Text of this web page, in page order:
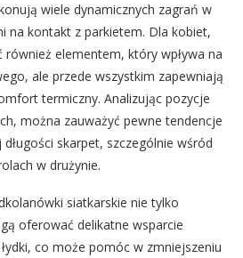
wiele dynamicznych zagrań w
na kontakt z parkietem. Dla kobiet,
elementem, który wpływa na
ale przede wszystkim zapewniają
termiczny. Analizując pozycje
można zauważyć pewne tendencje
skarpet, szczególnie wśród
w drużynie.
siatkarskie nie tylko
oferować delikatne wsparcie
co może pomóc w zmniejszeniu